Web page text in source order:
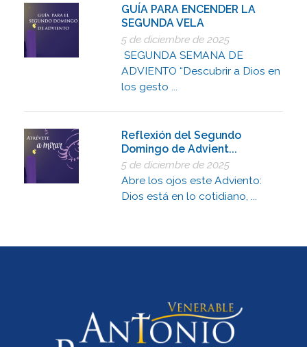
GUÍA PARA ENCENDER LA
SEGUNDA VELA
5 de diciembre de 2025
SEGUNDA SEMANA DE
ADVIENTO “Descubrir a Dios en
los gesto ...
Reflexión del Segundo
Domingo de Advient...
5 de diciembre de 2025
Abre los ojos este Adviento:
Dios está en lo cotidiano, ...